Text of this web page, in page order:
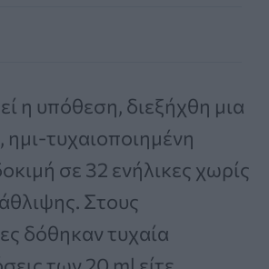
η υπόθεση, διεξήχθη μια
τυχαιοποιημένη
σε 32 ενήλικες χωρίς
Στους
δόθηκαν τυχαία